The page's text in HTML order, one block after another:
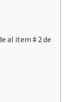
al item # 2 de